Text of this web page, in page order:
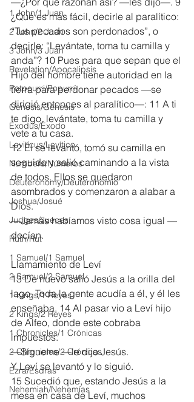
1 John/1 Juan
2 John/2 Juan
3 John/3 Juan
Revelation/Apocalipsis
Potpourri/Popurrí
Genesis/Génesis
Exodus/Éxodo
Leviticus/Levítico
Numbers/Números
Deuteronomy/Deuteronomio
Joshua/Josué
Judges/Jueces
Ruth/Rut
1 Samuel/1 Samuel
2 Samuel/2 Samuel
1 Kings/1 Reyes
2 Kings/2 Reyes
1 Chronicles/1 Crónicas
2 Chronicles/2 Crónicas
Ezra/Esdras
Nehemiah/Nehemías
¿Qué es más fácil, decirle al paralítico:
“Tus pecados son perdonados”, o
decirle: “Levántate, toma tu camilla y
anda”? 10 Pues para que sepan que el
Hijo del hombre tiene autoridad en la
tierra para perdonar pecados —se
dirigió entonces al paralítico—: 11 A ti
te digo, levántate, toma tu camilla y
vete a tu casa.
12 Él se levantó, tomó su camilla en
seguida y salió caminando a la vista
de todos. Ellos se quedaron
asombrados y comenzaron a alabar a
Dios.
—Jamás habíamos visto cosa igual —
decían.
Llamamiento de Leví
13 De nuevo salió Jesús a la orilla del
lago. Toda la gente acudía a él, y él les
enseñaba. 14 Al pasar vio a Leví hijo
de Alfeo, donde este cobraba
impuestos.
—Sígueme —le dijo Jesús.
Y Leví se levantó y lo siguió.
15 Sucedió que, estando Jesús a la
mesa en casa de Leví, muchos